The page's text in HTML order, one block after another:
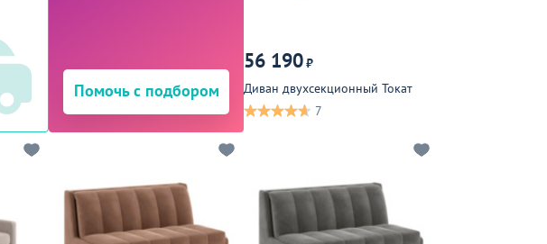
Помочь с подбором
56 190₽
Диван двухсекционный Токат
7